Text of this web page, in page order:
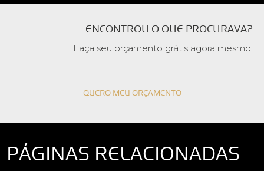
ENCONTROU O QUE PROCURAVA?
Faça seu orçamento grátis agora mesmo!
QUERO MEU ORÇAMENTO
PÁGINAS RELACIONADAS